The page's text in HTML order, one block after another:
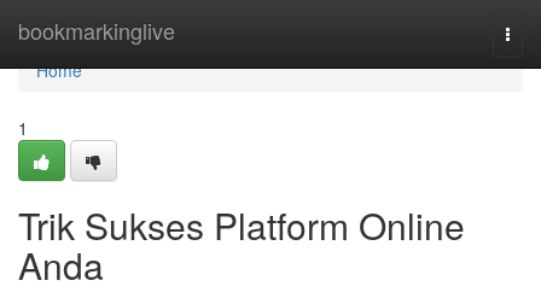
bookmarkinglive
Home
Home
1
Trik Sukses Platform Online
Anda